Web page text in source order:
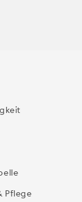
Pflege